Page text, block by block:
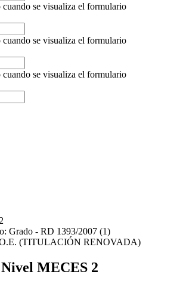
cuando se visualiza el formulario
cuando se visualiza el formulario
cuando se visualiza el formulario
Grado - RD 1393/2007 (1)
(TITULACIÓN RENOVADA)
MECES 2